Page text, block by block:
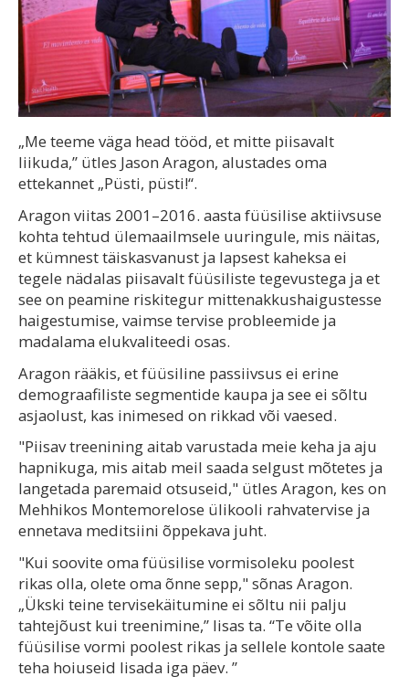
„Me teeme väga head tööd, et mitte piisavalt
liikuda,” ütles Jason Aragon, alustades oma
ettekannet „Püsti, püsti!“.
Aragon viitas 2001–2016. aasta füüsilise aktiivsuse
kohta tehtud ülemaailmsele uuringule, mis näitas,
et kümnest täiskasvanust ja lapsest kaheksa ei
tegele nädalas piisavalt füüsiliste tegevustega ja et
see on peamine riskitegur mittenakkushaigustesse
haigestumise, vaimse tervise probleemide ja
madalama elukvaliteedi osas.
Aragon rääkis, et füüsiline passiivsus ei erine
demograafiliste segmentide kaupa ja see ei sõltu
asjaolust, kas inimesed on rikkad või vaesed.
"Piisav treenining aitab varustada meie keha ja aju
hapnikuga, mis aitab meil saada selgust mõtetes ja
langetada paremaid otsuseid," ütles Aragon, kes on
Mehhikos Montemorelose ülikooli rahvatervise ja
ennetava meditsiini õppekava juht.
"Kui soovite oma füüsilise vormisoleku poolest
rikas olla, olete oma õnne sepp," sõnas Aragon.
„Ükski teine tervisekäitumine ei sõltu nii palju
tahtejõust kui treenimine,” lisas ta. “Te võite olla
füüsilise vormi poolest rikas ja sellele kontole saate
teha hoiuseid lisada iga päev. ”